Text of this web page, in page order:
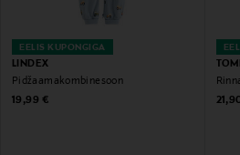
EELIS KUPONGIGA
LINDEX
Pidžaamakombinesoon
Original Price
19,99 €